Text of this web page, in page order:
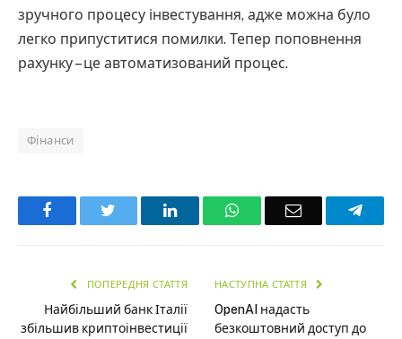
зручного процесу інвестування, адже можна було
легко припуститися помилки. Тепер поповнення
рахунку – це автоматизований процес.
Фінанси
Facebook LinkedInWhatsAppEmail
ПОПЕРЕДНЯ СТАТТЯ
Найбільший банк Італії
збільшив криптоінвестиції
НАСТУПНА СТАТТЯ
OpenAI надасть
безкоштовний доступ до